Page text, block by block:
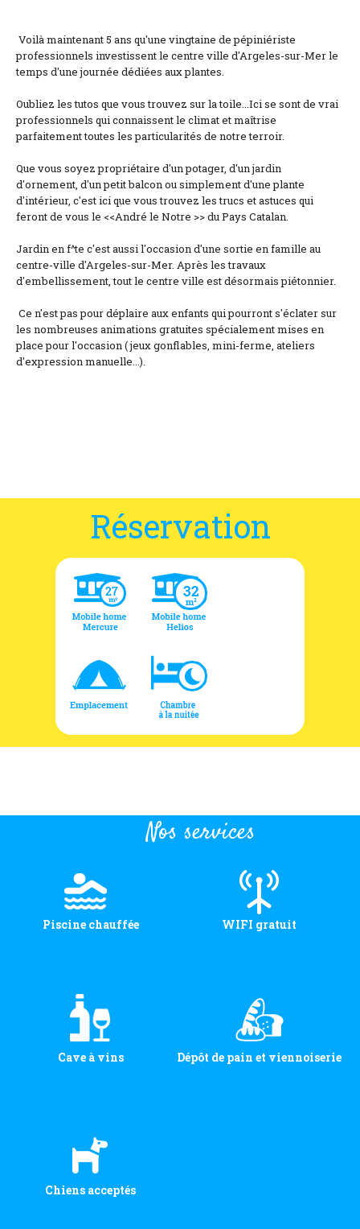
Voilà maintenant 5 ans qu'une vingtaine de pépiniériste
professionnels investissent le centre ville d'Argeles-sur-Mer le
temps d'une journée dédiées aux plantes.
Oubliez les tutos que vous trouvez sur la toile...Ici se sont de vrai
professionnels qui connaissent le climat et maîtrise
parfaitement toutes les particularités de notre terroir.
Que vous soyez propriétaire d'un potager, d'un jardin
d'ornement, d'un petit balcon ou simplement d'une plante
d'intérieur, c'est ici que vous trouvez les trucs et astuces qui
feront de vous le <<André le Notre >> du Pays Catalan.
Jardin en f^te c'est aussi l'occasion d'une sortie en famille au
centre-ville d'Argeles-sur-Mer. Après les travaux
d'embellissement, tout le centre ville est désormais piétonnier.
Ce n'est pas pour déplaire aux enfants qui pourront s'éclater sur
les nombreuses animations gratuites spécialement mises en
place pour l'occasion ( jeux gonflables, mini-ferme, ateliers
d'expression manuelle...).
Réservation
Nos services
Piscine chauffée WIFI gratuit
Cave à vins Dépôt de pain et viennoiserie
Chiens acceptés